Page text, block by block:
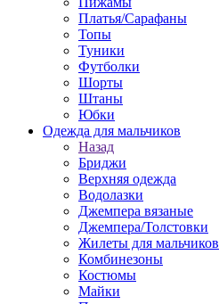
Платья/Сарафаны
Топы
Туники
Футболки
Шорты
Штаны
Юбки
Одежда для мальчиков
Назад
Бриджи
Верхняя одежда
Водолазки
Джемпера вязаные
Джемпера/Толстовки
Жилеты для мальчиков
Комбинезоны
Костюмы
Майки